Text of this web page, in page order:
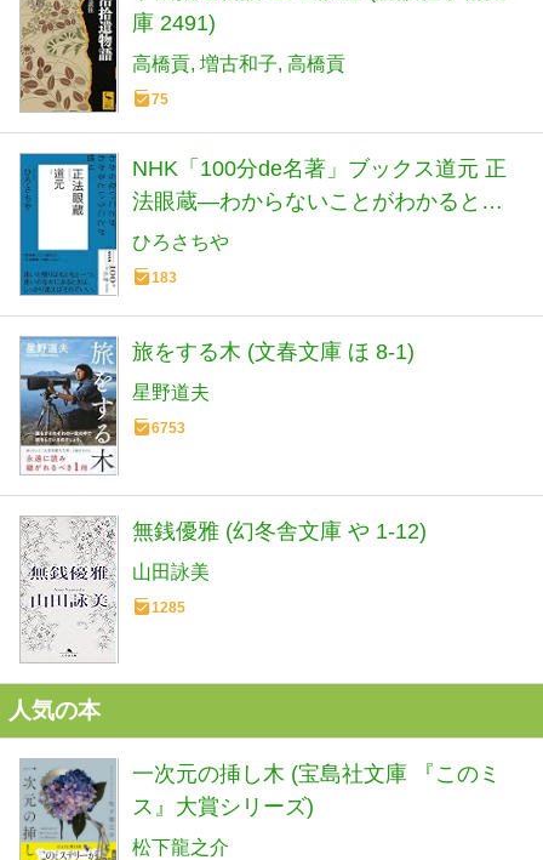
庫 2491)
高橋貢 増古和子 高橋貢
75
NHK「100分de名著」ブックス道元 正
法眼蔵―わからないことがわかるとい
うことが悟り
ひろさちや
183
旅をする木 (文春文庫 ほ 8-1)
星野道夫
6753
無銭優雅 (幻冬舎文庫 や 1-12)
山田詠美
1285
人気の本
一次元の挿し木 (宝島社文庫 『このミ
ス』大賞シリーズ)
松下龍之介